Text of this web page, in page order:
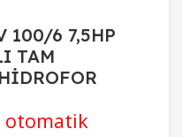
100/6 7,5HP
TAM
otomatik